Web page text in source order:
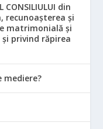
CONSILIULUI din
recunoașterea și
matrimonială și
privind răpirea
mediere?